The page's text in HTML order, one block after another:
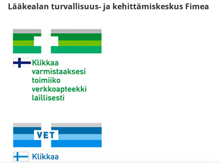
Lääkealan turvallisuus- ja kehittämiskeskus Fimea